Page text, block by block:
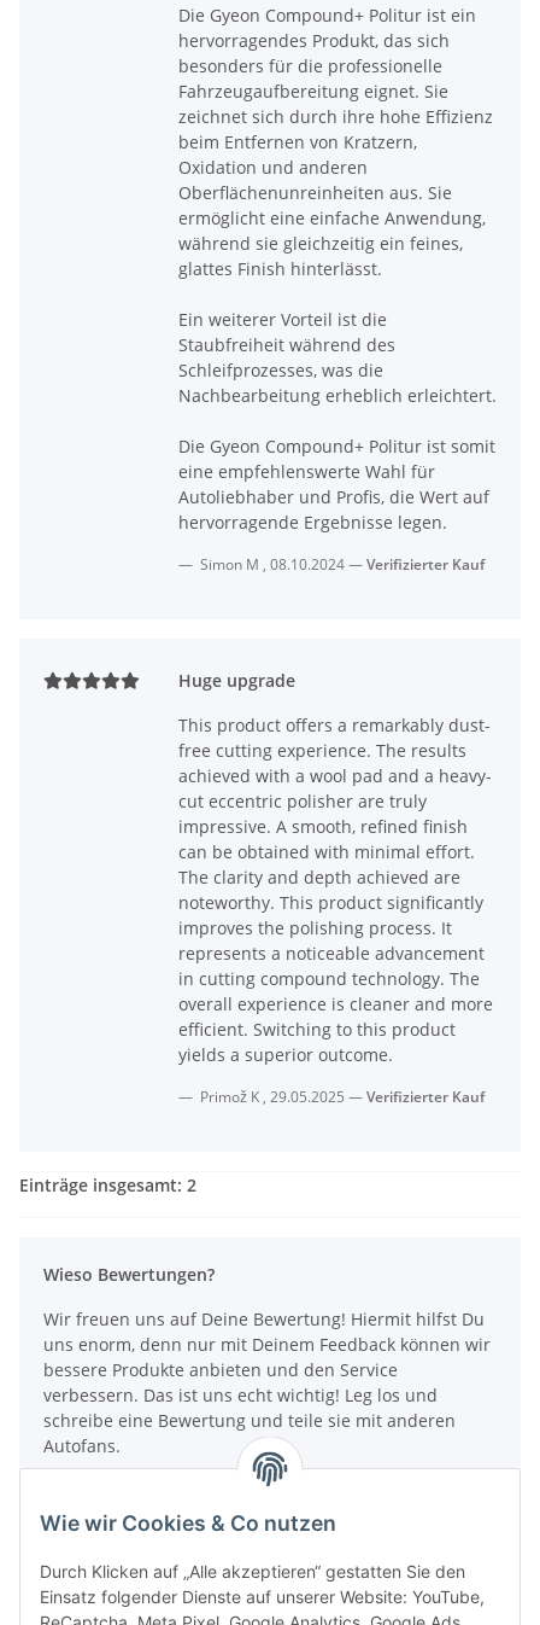
Wie wir Cookies & Co nutzen
Durch Klicken auf „Alle akzeptieren“ gestatten Sie den
Einsatz folgender Dienste auf unserer Website: YouTube,
Wieso Bewertungen?
Wir freuen uns auf Deine Bewertung! Hiermit hilfst Du
uns enorm, denn nur mit Deinem Feedback können wir
bessere Produkte anbieten und den Service
verbessern. Das ist uns echt wichtig! Leg los und
schreibe eine Bewertung und teile sie mit anderen
Autofans.
Wie funktionieren Bewertungen?
Die Gyeon Compound+ Politur ist ein
hervorragendes Produkt, das sich
besonders für die professionelle
Fahrzeugaufbereitung eignet. Sie
zeichnet sich durch ihre hohe Effizienz
beim Entfernen von Kratzern,
Oxidation und anderen
Oberflächenunreinheiten aus. Sie
ermöglicht eine einfache Anwendung,
während sie gleichzeitig ein feines,
glattes Finish hinterlässt.
Ein weiterer Vorteil ist die
Staubfreiheit während des
Schleifprozesses, was die
Nachbearbeitung erheblich erleichtert.
Die Gyeon Compound+ Politur ist somit
eine empfehlenswerte Wahl für
Autoliebhaber und Profis, die Wert auf
hervorragende Ergebnisse legen.
Simon M , 08.10.2024 Verifizierter Kauf
Huge upgrade
This product offers a remarkably dust-
free cutting experience. The results
achieved with a wool pad and a heavy-
cut eccentric polisher are truly
impressive. A smooth, refined finish
can be obtained with minimal effort.
The clarity and depth achieved are
noteworthy. This product significantly
improves the polishing process. It
represents a noticeable advancement
in cutting compound technology. The
overall experience is cleaner and more
efficient. Switching to this product
yields a superior outcome.
Primož K , 29.05.2025 Verifizierter Kauf
Einträge insgesamt: 2